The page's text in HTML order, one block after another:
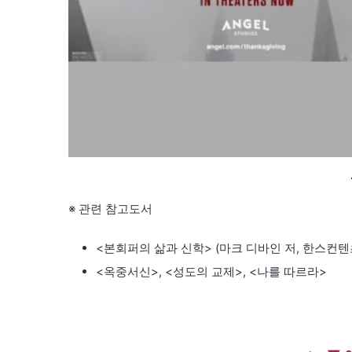
※ 관련 참고도서
<본회퍼의 삶과 신학> (마크 디바인 저, 한스컨
<옥중서신>, <성도의 교제>, <나를 따르라>